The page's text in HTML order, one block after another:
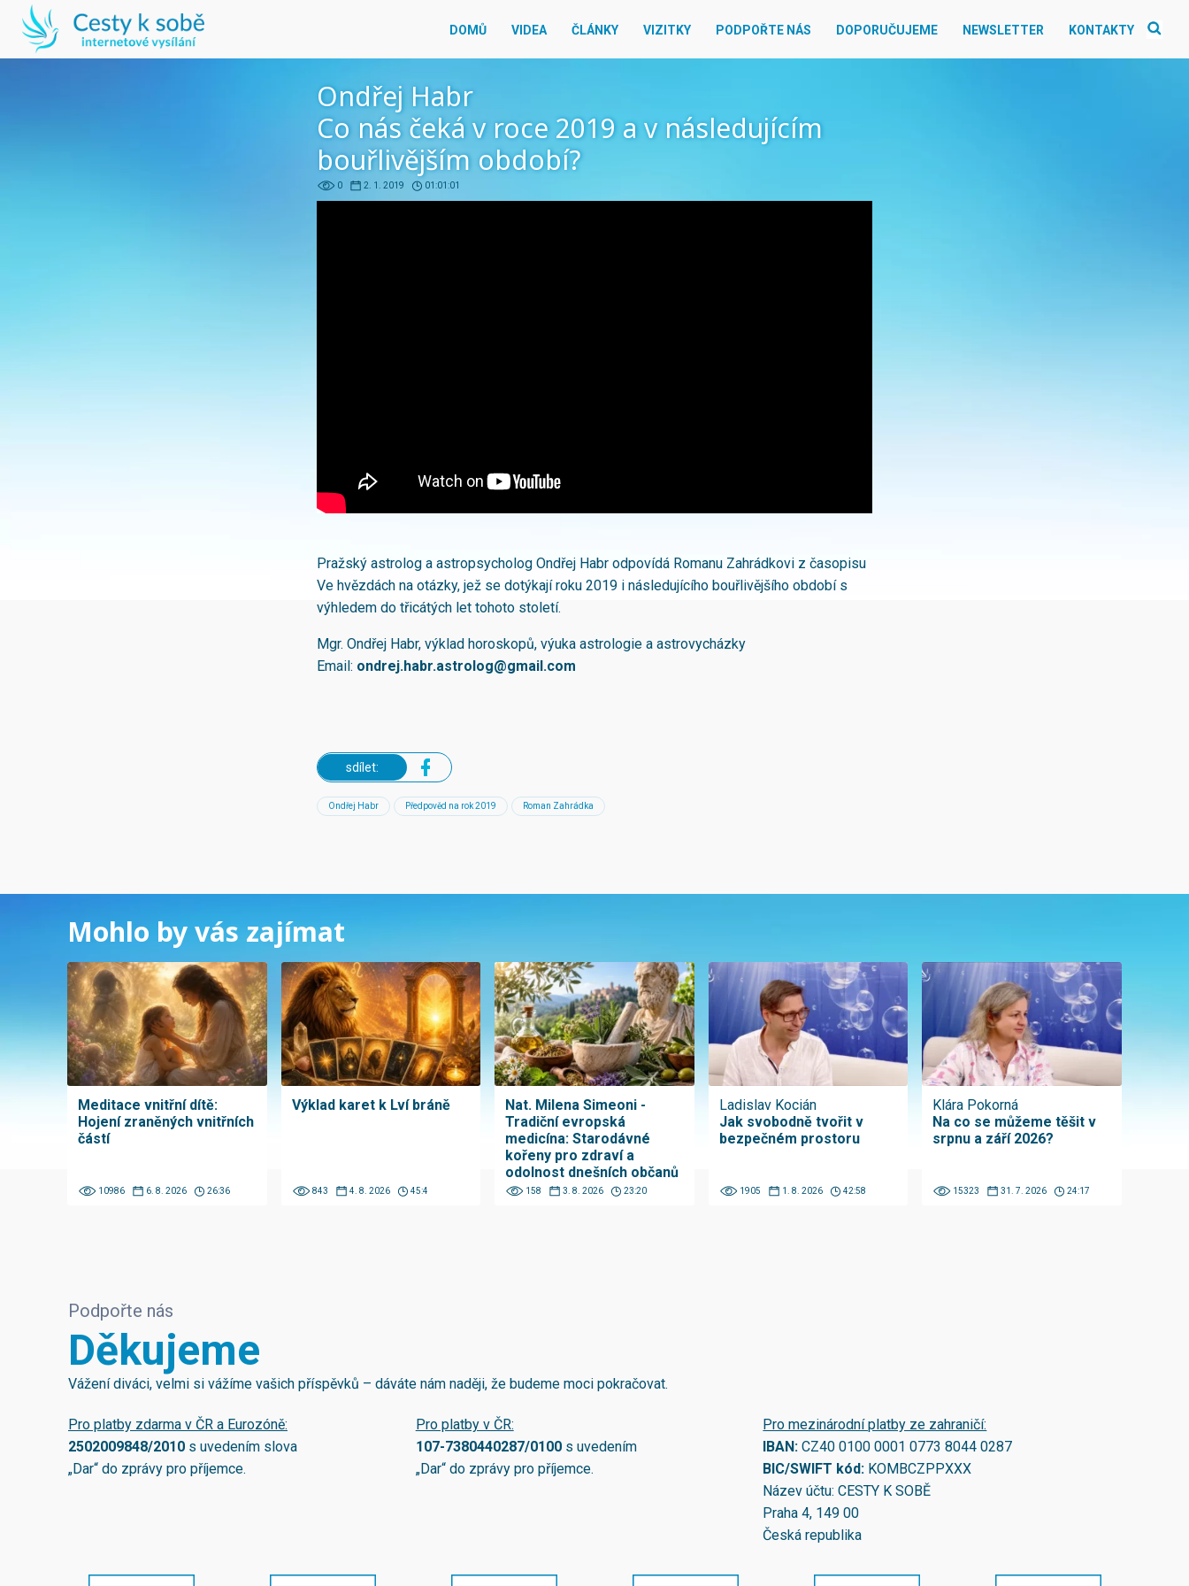
DOMŮ VIDEA ČLÁNKY VIZITKY PODPOŘTE NÁS DOPORUČUJEME NEWSLETTER KONTAKTY
Ondřej Habr
Co nás čeká v roce 2019 a v následujícím
bouřlivějším období?
0 2. 1. 2019 01:01:01
Pražský astrolog a astropsycholog Ondřej Habr odpovídá Romanu Zahrádkovi z časopisu
Ve hvězdách na otázky, jež se dotýkají roku 2019 i následujícího bouřlivějšího období s
výhledem do třicátých let tohoto století.
Mgr. Ondřej Habr, výklad horoskopů, výuka astrologie a astrovycházky
Email: ondrej.habr.astrolog@gmail.com
sdílet:
Ondřej Habr Předpověd na rok 2019 Roman Zahrádka
Mohlo by vás zajímat
Meditace vnitřní dítě:
Hojení zraněných vnitřních
částí
10986 6. 8. 2026 26:36
Výklad karet k Lví bráně
843 4. 8. 2026 45:4
Nat. Milena Simeoni -
Tradiční evropská
medicína: Starodávné
kořeny pro zdraví a
odolnost dnešních občanů
158 3. 8. 2026 23:20
Ladislav Kocián
Jak svobodně tvořit v
bezpečném prostoru
1905 1. 8. 2026 42:58
Klára Pokorná
Na co se můžeme těšit v
srpnu a září 2026?
15323 31. 7. 2026 24:17
Podpořte nás
Děkujeme
Vážení diváci, velmi si vážíme vašich příspěvků – dáváte nám naději, že budeme moci pokračovat.
Pro platby zdarma v ČR a Eurozóně:
2502009848/2010 s uvedením slova
„Dar“ do zprávy pro příjemce.
Pro platby v ČR:
107-7380440287/0100s uvedením
„Dar“ do zprávy pro příjemce.
Pro mezinárodní platby ze zahraničí:
IBAN:CZ40 0100 0001 0773 8044 0287
BIC/SWIFT kód: KOMBCZPPXXX
Název účtu: CESTY K SOBĚ
Praha 4, 149 00
Česká republika